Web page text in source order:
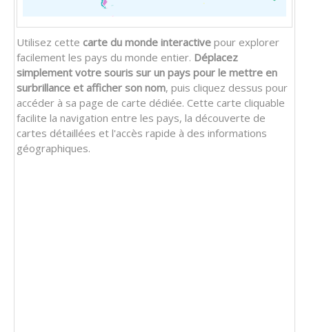
Utilisez cette carte du monde interactive pour explorer
facilement les pays du monde entier. Déplacez
simplement votre souris sur un pays pour le mettre en
surbrillance et afficher son nom, puis cliquez dessus pour
accéder à sa page de carte dédiée. Cette carte cliquable
facilite la navigation entre les pays, la découverte de
cartes détaillées et l'accès rapide à des informations
géographiques.